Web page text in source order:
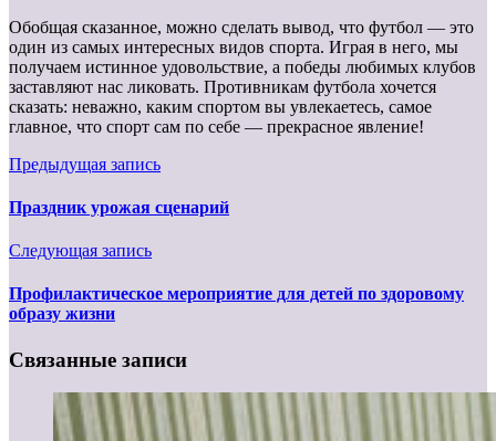
Обобщая сказанное, можно сделать вывод, что футбол — это
один из самых интересных видов спорта. Играя в него, мы
получаем истинное удовольствие, а победы любимых клубов
заставляют нас ликовать. Противникам футбола хочется
сказать: неважно, каким спортом вы увлекаетесь, самое
главное, что спорт сам по себе — прекрасное явление!
Предыдущая запись
Праздник урожая сценарий
Следующая запись
Профилактическое мероприятие для детей по здоровому
образу жизни
Связанные записи